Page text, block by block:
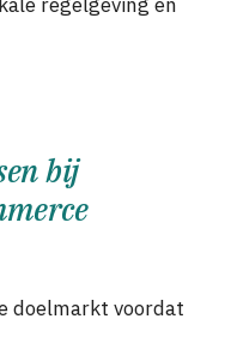
bij
doelmarkt voordat